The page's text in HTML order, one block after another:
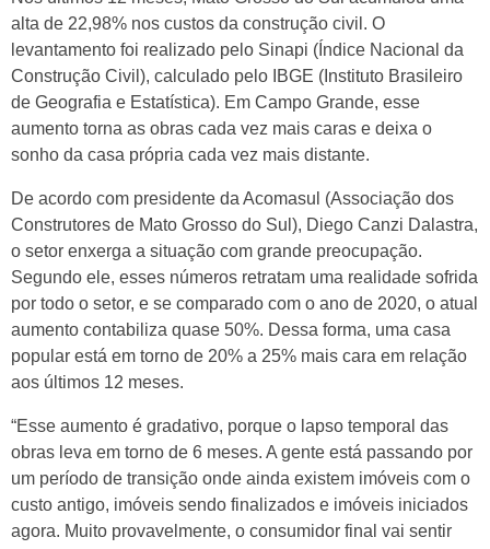
alta de 22,98% nos custos da construção civil. O
levantamento foi realizado pelo Sinapi (Índice Nacional da
Construção Civil), calculado pelo IBGE (Instituto Brasileiro
de Geografia e Estatística). Em Campo Grande, esse
aumento torna as obras cada vez mais caras e deixa o
sonho da casa própria cada vez mais distante.
De acordo com presidente da Acomasul (Associação dos
Construtores de Mato Grosso do Sul), Diego Canzi Dalastra,
o setor enxerga a situação com grande preocupação.
Segundo ele, esses números retratam uma realidade sofrida
por todo o setor, e se comparado com o ano de 2020, o atual
aumento contabiliza quase 50%. Dessa forma, uma casa
popular está em torno de 20% a 25% mais cara em relação
aos últimos 12 meses.
“Esse aumento é gradativo, porque o lapso temporal das
obras leva em torno de 6 meses. A gente está passando por
um período de transição onde ainda existem imóveis com o
custo antigo, imóveis sendo finalizados e imóveis iniciados
agora. Muito provavelmente, o consumidor final vai sentir